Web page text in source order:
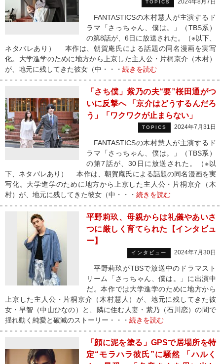
TOPICS 2024年8月7日
FANTASTICSの木村慧人が主演するド
ラマ「さっちゃん、僕は。」（TBS系）
の第8話が、6日に放送された。（※以下、
ネタバレあり） 本作は、朝賀庵氏による話題の同名漫画を実写
化。大学進学のために地方から上京した主人公・片桐京介（木村）
が、地元に残してきた彼女（中・・・ 続きを読む
「さち僕」紫乃の夫“要”桜田通がつ
いに反撃へ 「京介はどうするんだろ
う」「ワクワクが止まらない」
TOPICS 2024年7月31日
FANTASTICSの木村慧人が主演するド
ラマ「さっちゃん、僕は。」（TBS系）
の第7話が、30日に放送された。（※以
下、ネタバレあり） 本作は、朝賀庵氏による話題の同名漫画を実
写化。大学進学のために地方から上京した主人公・片桐京介（木
村）が、地元に残してきた彼女（中・・・ 続きを読む
平野莉玖、母親からは礼儀やあいさ
つに厳しく育てられた【インタビュ
ー】
インタビュー 2024年7月30日
平野莉玖がTBSで放送中のドラマスト
リーム「さっちゃん、僕は。」に出演中
だ。本作では大学進学のために地方から
上京した主人公・片桐京介（木村慧人）が、地元に残してきた彼
女・早智（中山ひなの）と、隣に住む人妻・紫乃（石川恋）の間で
揺れ動く純愛と破滅のストーリー・・・ 続きを読む
「顔に泥を塗る」GPSで居場所を特
定“モラハラ彼氏”に騒然 「ハルく